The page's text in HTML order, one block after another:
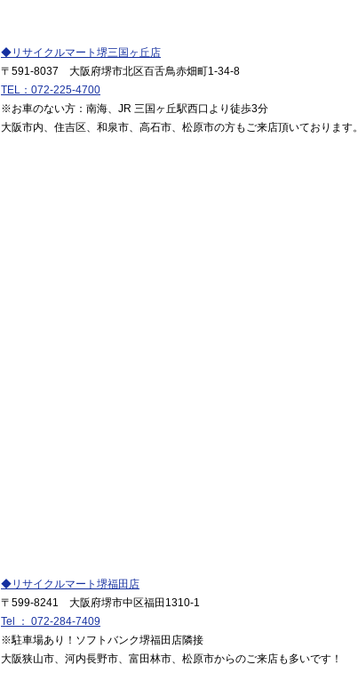
◆リサイクルマート堺三国ヶ丘店
〒591-8037 大阪府堺市北区百舌鳥赤畑町1-34-8
TEL：072-225-4700
※お車のない方：南海、JR 三国ヶ丘駅西口より徒歩3分
大阪市内、住吉区、和泉市、高石市、松原市の方もご来店頂いております。
◆リサイクルマート堺福田店
〒599-8241 大阪府堺市中区福田1310-1
Tel ： 072-284-7409
※駐車場あり！ソフトバンク堺福田店隣接
大阪狭山市、河内長野市、富田林市、松原市からのご来店も多いです！